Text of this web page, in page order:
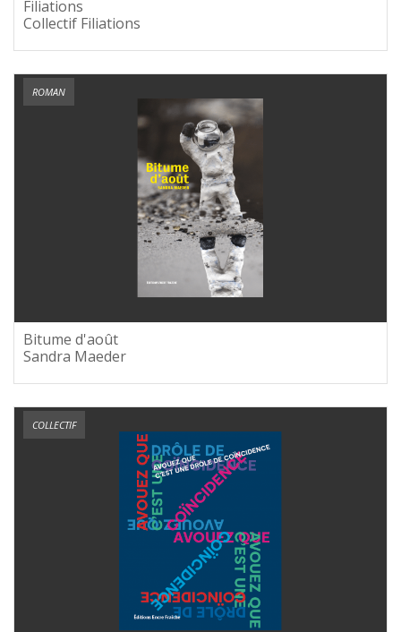
Filiations
Collectif Filiations
ROMAN
Bitume d'août
Sandra Maeder
COLLECTIF